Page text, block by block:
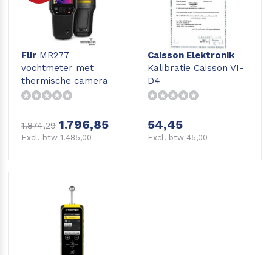
Flir MR277
vochtmeter met
thermische camera
1.874,29 1.796,85
Excl. btw 1.485,00
Caisson Elektronik
Kalibratie Caisson VI-
D4
54,45
Excl. btw 45,00